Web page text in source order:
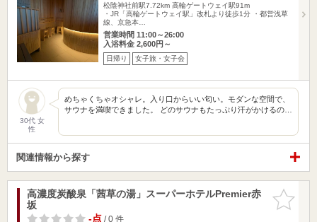
松陰神社前駅7.72km 高輪ゲートウェイ駅91m
・JR「高輪ゲートウェイ駅」改札より徒歩1分 ・都営浅草
線、京急本…
営業時間 11:00～26:00
入浴料金 2,600円～
日帰り 女子旅・女子会
30代 女
性
めちゃくちゃオシャレ。入り口からいい匂い。モダンな空間で、
サウナを満喫できました。 どのサウナもたっぷり汗がかけるの…
関連情報から探す
お気に入
りに追加
高濃度炭酸泉「茜草の湯」スーパーホテルPremier赤
坂
-点/ 0 件